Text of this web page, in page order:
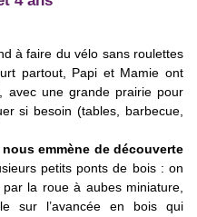
à faire du vélo sans roulettes
partout, Papi et Mamie ont
avec une grande prairie pour
si besoin (tables, barbecue,
emmène de découverte
petits ponts de bois : on
par la roue à aubes miniature,
sur l’avancée en bois qui